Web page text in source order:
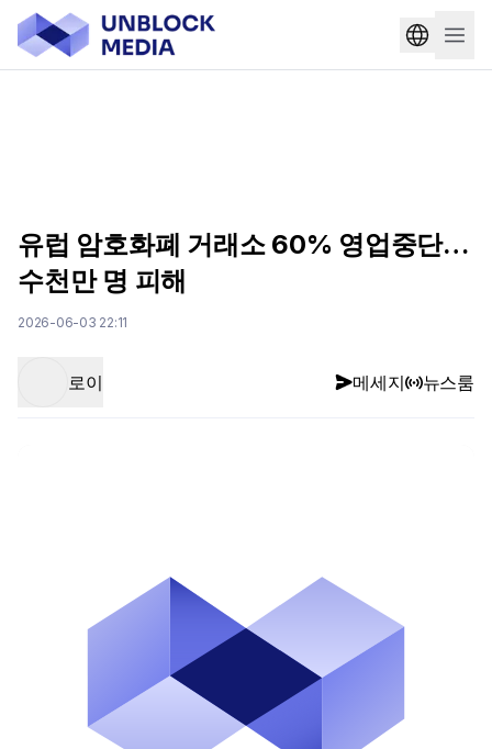
유럽 암호화폐 거래소 60% 영업중단…
수천만 명 피해
2026-06-03 22:11
로이 메세지 뉴스룸